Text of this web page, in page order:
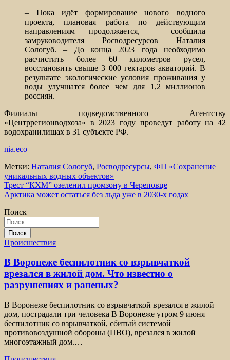
– Пока идёт формирование нового водного
проекта, плановая работа по действующим
направлениям продолжается, – сообщила
замруководителя Росводресурсов Наталия
Сологуб. – До конца 2023 года необходимо
расчистить более 60 километров русел,
восстановить свыше 3 000 гектаров акваторий. В
результате экологические условия проживания у
воды улучшатся более чем для 1,2 миллионов
россиян.
Филиалы подведомственного Агентству
«Центррегионводхоза» в 2023 году проведут работу на 42
водохранилищах в 31 субъекте РФ.
nia.eco
Метки: Наталия Сологуб, Росводресурсы, ФП «Сохранение
уникальных водных объектов»
Навигация
по
записям
Трест “КХМ” озеленил промзону в Череповце
Арктика может остаться без льда уже в 2030-х годах
Поиск
Поиск
Происшествия
В Воронеже беспилотник со взрывчаткой
врезался в жилой дом. Что известно о
разрушениях и раненых?
В Воронеже беспилотник со взрывчаткой врезался в жилой
дом, пострадали три человека В Воронеже утром 9 июня
беспилотник со взрывчаткой, сбитый системой
противовоздушной обороны (ПВО), врезался в жилой
многоэтажный дом.…